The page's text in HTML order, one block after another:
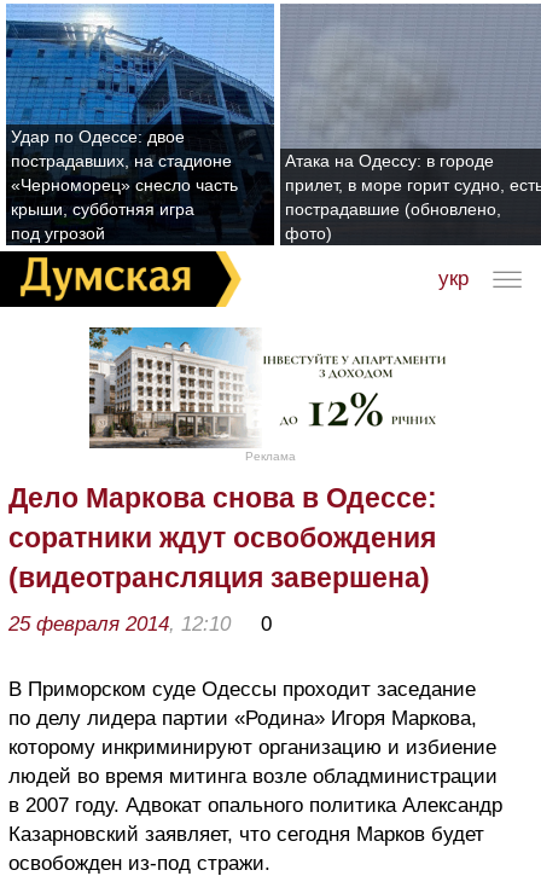
Удар по Одессе: двое
пострадавших, на стадионе
«Черноморец» снесло часть
крыши, субботняя игра
под угрозой
Атака на Одессу: в городе
прилет, в море горит судно,
пострадавшие (обновлено,
фото)
укр
Реклама
Дело Маркова снова в Одессе:
соратники ждут освобождения
(видеотрансляция завершена)
25 февраля 2014, 12:10 0
В Приморском суде Одессы проходит заседание
по делу лидера партии «Родина» Игоря Маркова,
которому инкриминируют организацию и избиение
людей во время митинга возле обладминистрации
в 2007 году. Адвокат опального политика Александр
Казарновский заявляет, что сегодня Марков будет
освобожден из-под стражи.